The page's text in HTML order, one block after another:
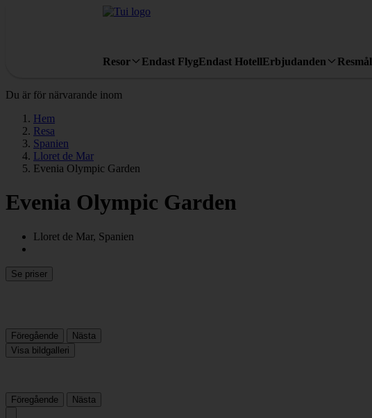
Resor Endast FlygEndast HotellErbjudanden Resmål
Du är för närvarande inom
Hem
Resa
Spanien
Lloret de Mar
Evenia Olympic Garden
Evenia Olympic Garden
Lloret de Mar, Spanien
Se priser
Föregående
Nästa
Visa bildgalleri
Föregående Nästa